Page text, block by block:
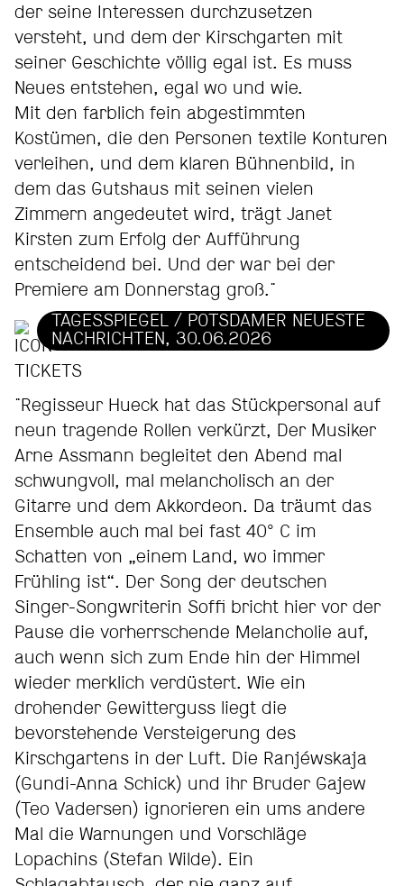
der seine Interessen durchzusetzen
versteht, und dem der Kirschgarten mit
seiner Geschichte völlig egal ist. Es muss
Neues entstehen, egal wo und wie.
Mit den farblich fein abgestimmten
Kostümen, die den Personen textile Konturen
verleihen, und dem klaren Bühnenbild, in
dem das Gutshaus mit seinen vielen
Zimmern angedeutet wird, trägt Janet
Kirsten zum Erfolg der Aufführung
entscheidend bei. Und der war bei der
Premiere am Donnerstag groß."
TAGESSPIEGEL / POTSDAMER NEUESTE
NACHRICHTEN, 30.06.2026
"Regisseur Hueck hat das Stückpersonal auf
neun tragende Rollen verkürzt, Der Musiker
Arne Assmann begleitet den Abend mal
schwungvoll, mal melancholisch an der
Gitarre und dem Akkordeon. Da träumt das
Ensemble auch mal bei fast 40° C im
Schatten von „einem Land, wo immer
Frühling ist“. Der Song der deutschen
Singer-Songwriterin Soffi bricht hier vor der
Pause die vorherrschende Melancholie auf,
auch wenn sich zum Ende hin der Himmel
wieder merklich verdüstert. Wie ein
drohender Gewitterguss liegt die
bevorstehende Versteigerung des
Kirschgartens in der Luft. Die Ranjéwskaja
(Gundi-Anna Schick) und ihr Bruder Gajew
(Teo Vadersen) ignorieren ein ums andere
Mal die Warnungen und Vorschläge
Lopachins (Stefan Wilde). Ein